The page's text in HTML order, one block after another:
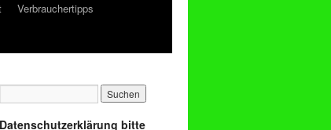
Verbrauchertipps
Datenschutzerklärung bitte